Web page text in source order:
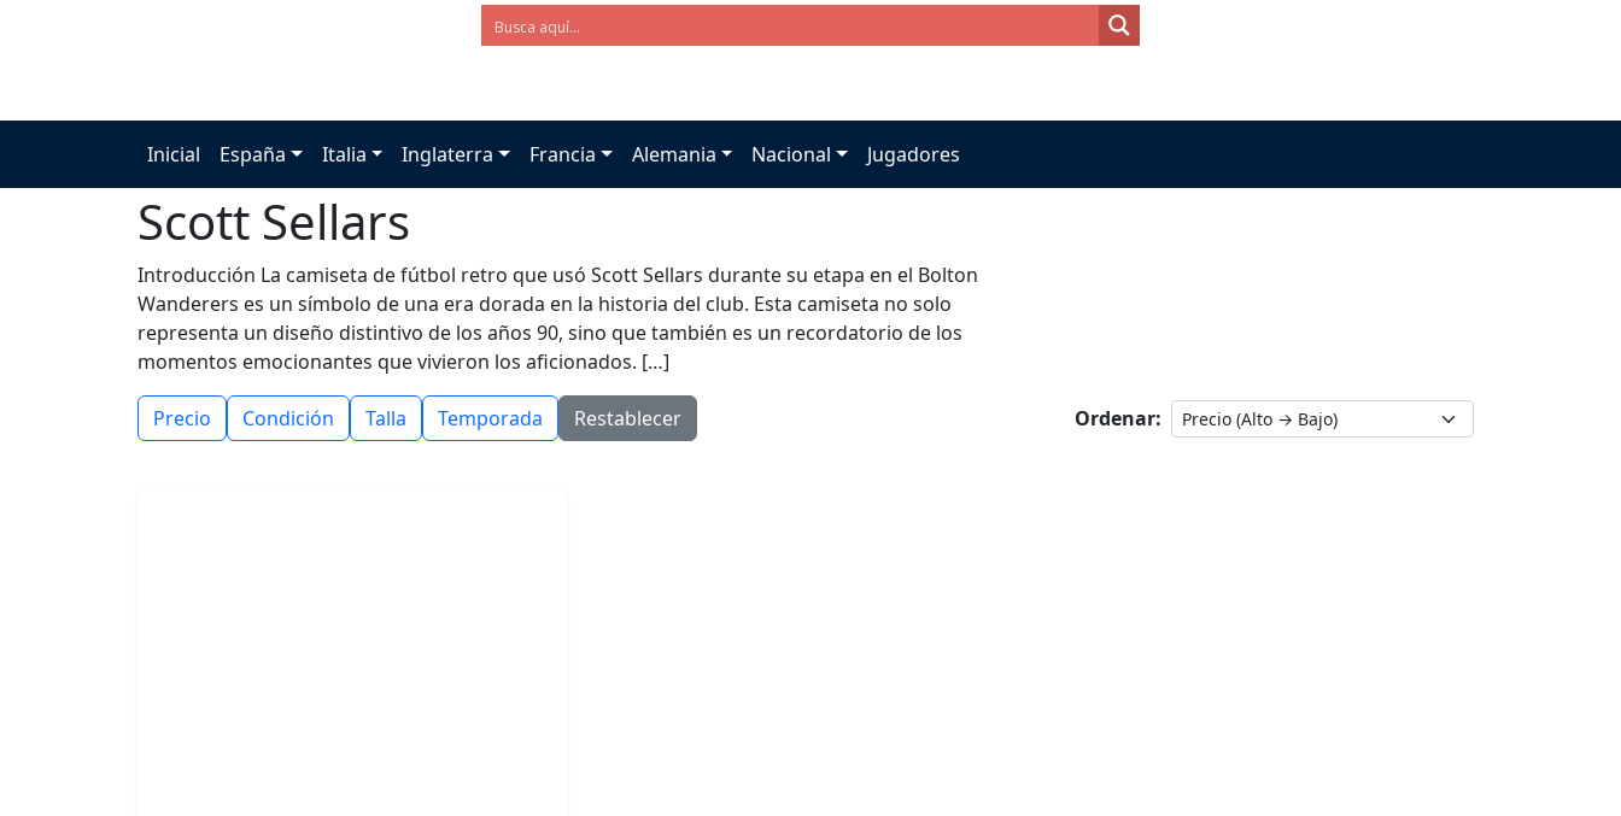
Inicial España Italia Inglaterra Francia Alemania Nacional Jugadores
Scott Sellars
Introducción La camiseta de fútbol retro que usó Scott Sellars durante su etapa en el Bolton
Wanderers es un símbolo de una era dorada en la historia del club. Esta camiseta no solo
representa un diseño distintivo de los años 90, sino que también es un recordatorio de los
momentos emocionantes que vivieron los aficionados. […]
Precio Condición Talla Temporada Restablecer Ordenar: